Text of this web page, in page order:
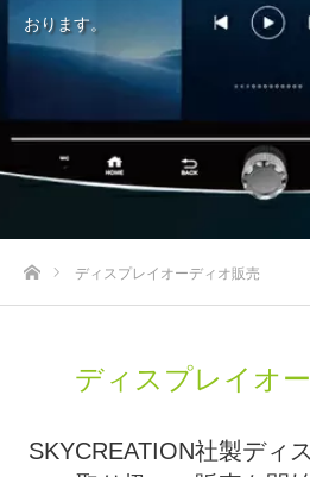
おります。
ホームディスプレイオーディオ販売
ディスプレイオ
SKYCREATION社製ディ